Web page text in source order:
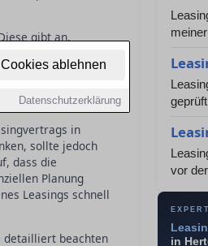
ablehnen
Datenschutzerklärung
gibt an,
des Objekts zum
ist, um
in
sollte jedoch
dass die
Planung
Leasings schnell
detailliert beachten
vor
in